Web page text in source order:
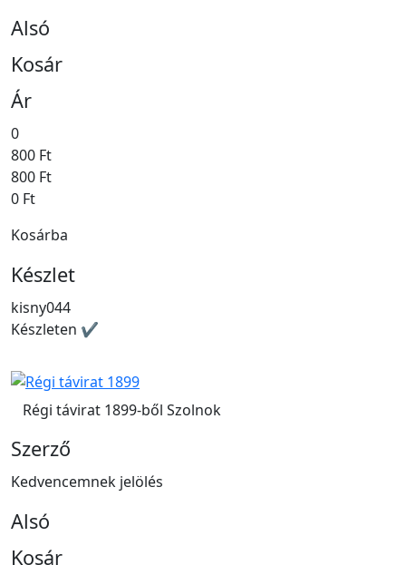
Alsó
Kosár
Ár
0
800 Ft
800 Ft
0 Ft
Kosárba
Készlet
kisny044
Készleten ✔
Régi távirat 1899-ből Szolnok
Szerző
Kedvencemnek jelölés
Alsó
Kosár